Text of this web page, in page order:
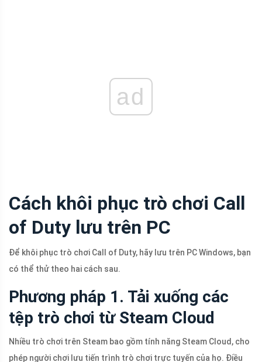
ad
Cách khôi phục trò chơi Call
of Duty lưu trên PC
Để khôi phục trò chơi Call of Duty, hãy lưu trên PC Windows, bạn
có thể thử theo hai cách sau.
Phương pháp 1. Tải xuống các
tệp trò chơi từ Steam Cloud
Nhiều trò chơi trên Steam bao gồm tính năng Steam Cloud, cho
phép người chơi lưu tiến trình trò chơi trực tuyến của họ. Điều